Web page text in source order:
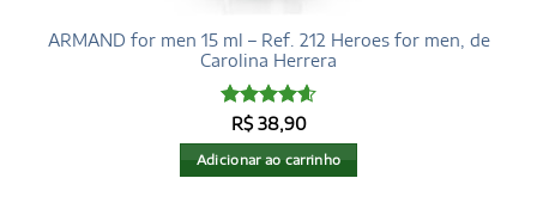
ARMAND for men 15 ml – Ref. 212 Heroes for men, de
Carolina Herrera
Avaliação
4.6de 5
R$38,90
Adicionar ao carrinho